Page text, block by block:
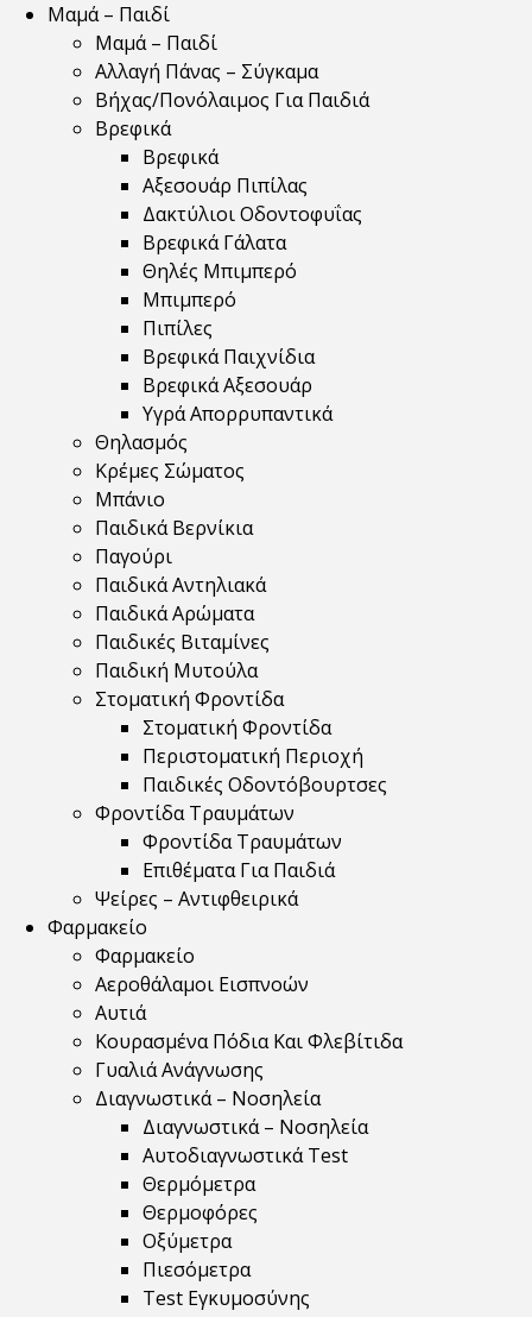
Μαμά – Παιδί
Μαμά – Παιδί
Αλλαγή Πάνας – Σύγκαμα
Βήχας/Πονόλαιμος Για Παιδιά
Βρεφικά
Βρεφικά
Αξεσουάρ Πιπίλας
Δακτύλιοι Οδοντοφυΐας
Βρεφικά Γάλατα
Θηλές Μπιμπερό
Μπιμπερό
Πιπίλες
Βρεφικά Παιχνίδια
Βρεφικά Αξεσουάρ
Υγρά Απορρυπαντικά
Θηλασμός
Κρέμες Σώματος
Μπάνιο
Παιδικά Βερνίκια
Παγούρι
Παιδικά Αντηλιακά
Παιδικά Αρώματα
Παιδικές Βιταμίνες
Παιδική Μυτούλα
Στοματική Φροντίδα
Στοματική Φροντίδα
Περιστοματική Περιοχή
Παιδικές Οδοντόβουρτσες
Φροντίδα Τραυμάτων
Φροντίδα Τραυμάτων
Επιθέματα Για Παιδιά
Ψείρες – Αντιφθειρικά
Φαρμακείο
Φαρμακείο
Αεροθάλαμοι Εισπνοών
Αυτιά
Κουρασμένα Πόδια Και Φλεβίτιδα
Γυαλιά Ανάγνωσης
Διαγνωστικά – Νοσηλεία
Διαγνωστικά – Νοσηλεία
Αυτοδιαγνωστικά Test
Θερμόμετρα
Θερμοφόρες
Οξύμετρα
Πιεσόμετρα
Test Εγκυμοσύνης